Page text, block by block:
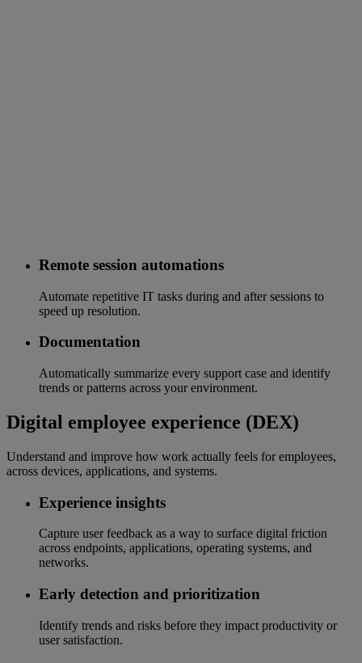
Remote session automations
Automate repetitive IT tasks during and after sessions to
speed up resolution.
Documentation
Automatically summarize every support case and identify
trends or patterns across your environment.
Digital employee experience (DEX)
Understand and improve how work actually feels for employees,
across devices, applications, and systems.
Experience insights
Capture user feedback as a way to surface digital friction
across endpoints, applications, operating systems, and
networks.
Early detection and prioritization
Identify trends and risks before they impact productivity or
user satisfaction.